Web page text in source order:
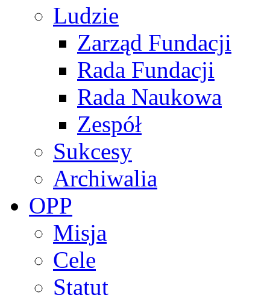
Ludzie
Zarząd Fundacji
Rada Fundacji
Rada Naukowa
Zespół
Sukcesy
Archiwalia
OPP
Misja
Cele
Statut